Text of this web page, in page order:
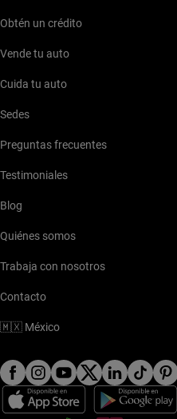
Obtén un crédito
Vende tu auto
Cuida tu auto
Sedes
Preguntas frecuentes
Testimoniales
Blog
Quiénes somos
Trabaja con nosotros
Contacto
🇲🇽 México